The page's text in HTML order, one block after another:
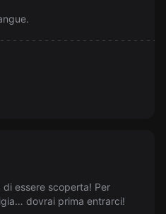
essere scoperta! Per
dovrai prima entrarci!